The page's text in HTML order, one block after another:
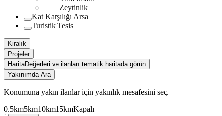
Zeytinlik
Kat Karşılığı Arsa
Turistik Tesis
Kiralık
Projeler
HaritaDeğerleri ve ilanları tematik haritada görün
Yakınımda Ara
Konumuna yakın ilanlar için yakınlık mesafesini seç.
0.5km5km10km15kmKapalı